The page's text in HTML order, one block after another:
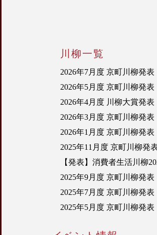
川柳一覧
2026年7月度 京町川柳発表
2026年5月度 京町川柳発表
2026年4月度 川柳大賞発表
2026年3月度 京町川柳発表
2026年1月度 京町川柳発表
2025年11月度 京町川柳発
【発表】消費者生活川柳
2025年9月度 京町川柳発表
2025年7月度 京町川柳発表
2025年5月度 京町川柳発表